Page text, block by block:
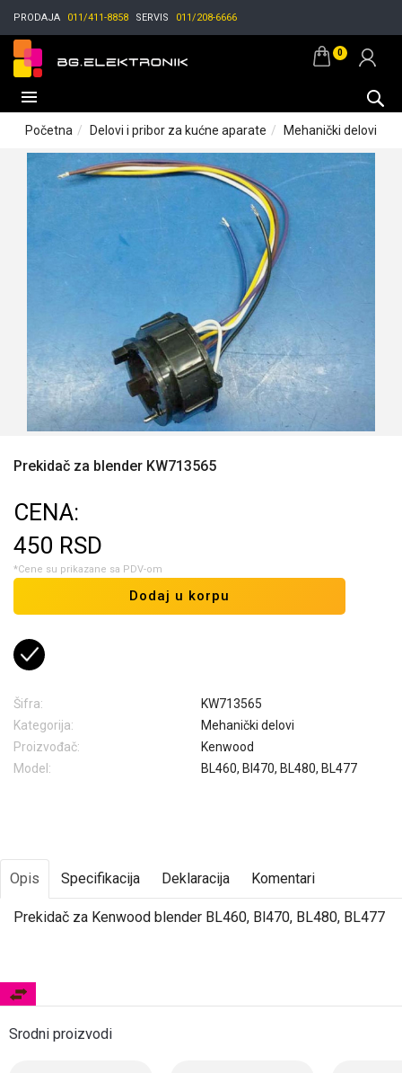
PRODAJA 011/411-8858 SERVIS 011/208-6666
0
Početna Delovi i pribor za kućne aparate Mehanički delovi
Prekidač za blender KW713565
CENA:
450 RSD
*Cene su prikazane sa PDV-om
Dodaj u korpu
Šifra:
KW713565
Kategorija:
Mehanički delovi
Proizvođač:
Kenwood
Model:
BL460, Bl470, BL480, BL477
Opis Specifikacija Deklaracija Komentari
Prekidač za Kenwood blender BL460, Bl470, BL480, BL477
Srodni proizvodi